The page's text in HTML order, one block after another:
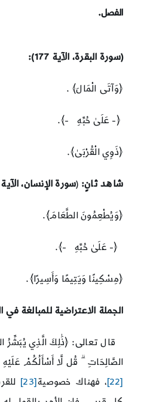
الفصل.
(سورة البقرة، الآية 177):
﴿وَآتَى الْمَالَ﴾ .
﴿- عَلَىٰ حُبِّهِ -﴾.
﴿ذَوِي الْقُرْبَىٰ﴾.
شاهد ثانٍ: (سورة الإنسان، الآية
﴿وَيُطْعِمُونَ الطَّعَامَ﴾.
﴿- عَلَىٰ حُبِّهِ -﴾.
﴿مِسْكِينًا وَيَتِيمًا وَأَسِيرًا﴾.
الجملة الاعتراضية للمبالغة
قال تعالى: ﴿ذَٰلِكَ الَّذِي يُبَشِّرُ
الصَّالِحَاتِ ۗ قُل لَّا أَسْأَلُكُمْ عَلَيْهِ
[22]
، فهناك خصوصية [23]